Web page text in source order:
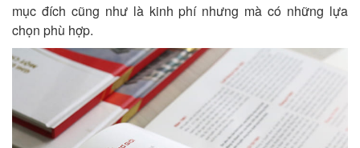
mục đích cũng như là kinh phí nhưng mà có những lựa
chọn phù hợp.